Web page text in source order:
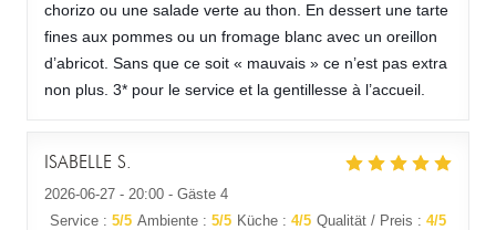
chorizo ou une salade verte au thon. En dessert une tarte
fines aux pommes ou un fromage blanc avec un oreillon
d’abricot. Sans que ce soit « mauvais » ce n’est pas extra
non plus. 3* pour le service et la gentillesse à l’accueil.
ISABELLE S
2026-06-27 - 20:00 - Gäste 4
Service : 5/5 Ambiente : 5/5 Küche : 4/5 Qualität / Preis : 4/5